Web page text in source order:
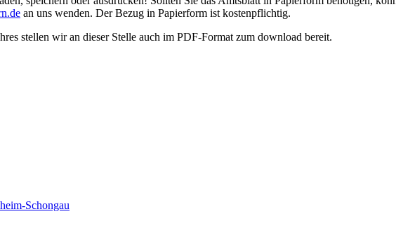
an uns wenden. Der Bezug in Papierform ist kostenpflichtig.
stellen wir an dieser Stelle auch im PDF-Format zum download bereit.
Schongau